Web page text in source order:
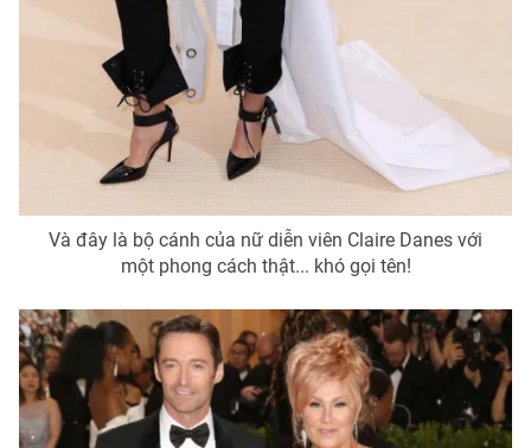
Và đây là bộ cánh của nữ diễn viên Claire Danes với
một phong cách thật... khó gọi tên!